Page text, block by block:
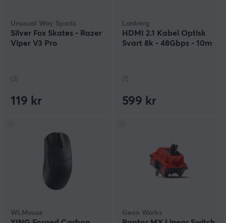
Unusual Way Sports
Silver Fox Skates - Razer
Viper V3 Pro
(2)
119 kr
Lanberg
HDMI 2.1 Kabel Optisk
Svart 8k - 48Gbps - 10m
(1)
599 kr
WLMouse Geon Works